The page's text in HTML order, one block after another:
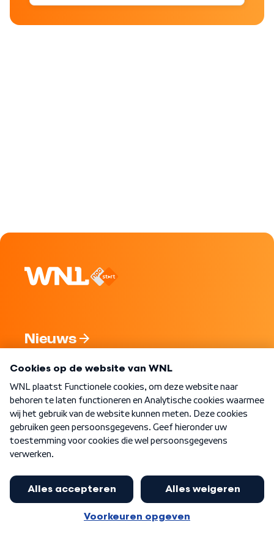
Nieuws
Nieuwsbrief
Word Lid